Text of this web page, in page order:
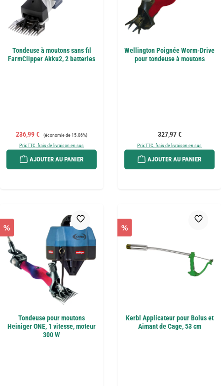
Tondeuse à moutons sans fil
FarmClipper Akku2, 2 batteries
Prix de vente :
236,99 € Prix régulier :
(économie de 15.06%)
Prix TTC, frais de livraison en sus
AJOUTER AU PANIER
Wellington Poignée Worm-Drive
pour tondeuse à moutons
Prix régulier :
327,97 €
Prix TTC, frais de livraison en sus
AJOUTER AU PANIER
%
Tondeuse pour moutons
Heiniger ONE, 1 vitesse, moteur
300 W
%
Kerbl Applicateur pour Bolus et
Aimant de Cage, 53 cm